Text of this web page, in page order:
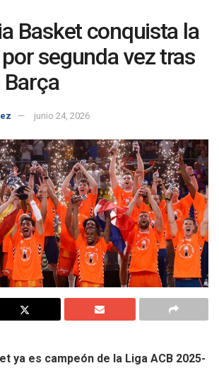
Basket conquista la
segunda vez tras
junio 24, 2026
ya es campeón de la Liga ACB 2025-